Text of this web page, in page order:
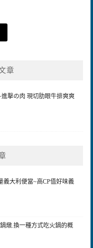
章
擊の肉 現切肋眼牛排爽爽
義大利便當~高CP值好味義
燉.換一種方式吃火鍋的概